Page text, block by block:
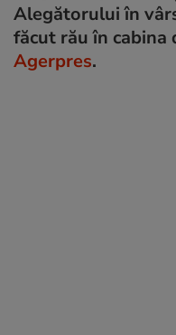
Alegătorului în
făcut rău în cabina
Agerpres.